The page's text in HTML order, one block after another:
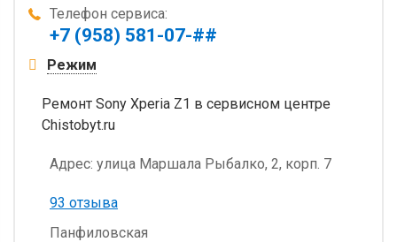
Телефон сервиса:
+7 (958) 581-07-##
Режим
Ремонт Sony Xperia Z1 в сервисном центре
Chistobyt.ru
Адрес: улица Маршала Рыбалко, 2, корп. 7
93 отзыва
Панфиловская